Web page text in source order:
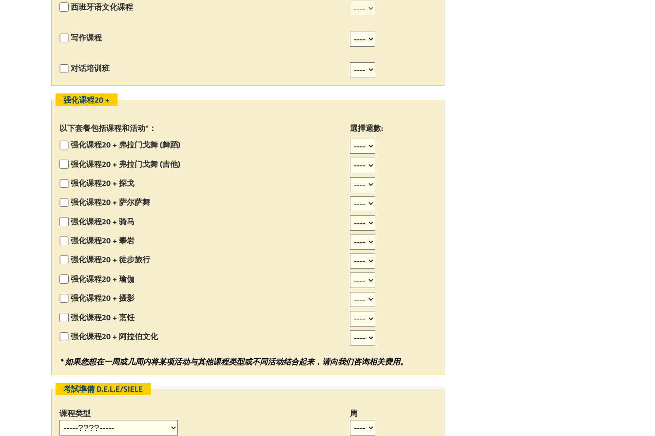
西班牙语文化课程
写作课程
对话培训班
强化课程20 +
以下套餐包括课程和活动*：
選擇週數:
强化课程20 + 弗拉门戈舞 (舞蹈)
强化课程20 + 弗拉门戈舞 (吉他)
强化课程20 + 探戈
强化课程20 + 萨尔萨舞
强化课程20 + 骑马
强化课程20 + 攀岩
强化课程20 + 徒步旅行
强化课程20 + 瑜伽
强化课程20 + 摄影
强化课程20 + 烹饪
强化课程20 + 阿拉伯文化
* 如果您想在一周或几周内将某项活动与其他课程类型或不同活动结合起来，请向我们咨询相关费用。
考試準備 D.E.L.E/SIELE
课程类型 周